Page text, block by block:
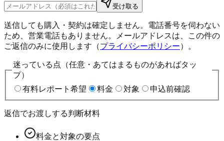
受け取る
送信しても購入・契約は確定しません。電話番号を伺わない
ため、営業電話もありません。メールアドレスは、この件の
ご返信のみに使用します（プライバシーポリシー）。
迷っている点（任意・あてはまるものがあればタッ
プ）
有料レポート希望
料金 対象 申込前確認
返信でお渡しする判断材料
料金と対象の要点